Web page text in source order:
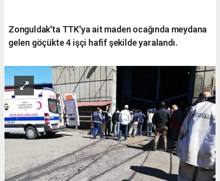
Zonguldak'ta TTK'ya ait maden ocağında meydana
gelen göçükte 4 işçi hafif şekilde yaralandı.